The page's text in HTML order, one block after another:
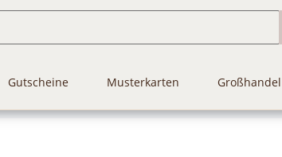
Gutscheine Musterkarten Großhandel